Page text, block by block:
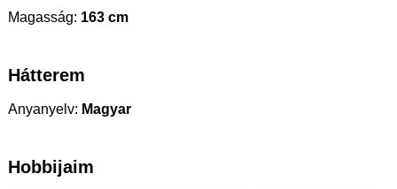
Magasság: 163 cm
Hátterem
Anyanyelv: Magyar
Hobbijaim